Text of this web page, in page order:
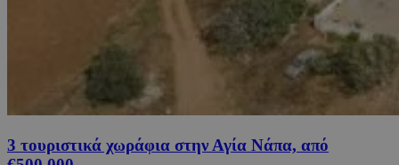
3 τουριστικά χωράφια στην Αγία Νάπα, από